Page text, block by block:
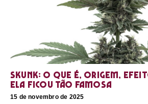
Skunk: o que é, origem,
ela ficou tão famosa
15 de novembro de 2025